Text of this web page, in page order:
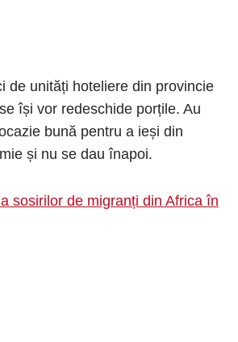
de unități hoteliere din provincie
își vor redeschide porțile. Au
bună pentru a ieși din
și nu se dau înapoi.
sosirilor de migranți din Africa în